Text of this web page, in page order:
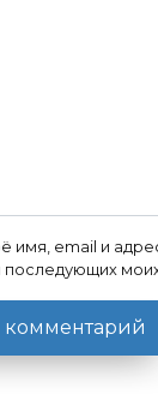
имя, email и
последующих